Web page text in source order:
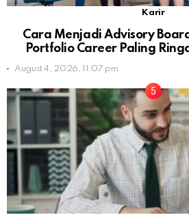
Karir
Cara Menjadi Advisory
Portfolio Career Paling
August 4, 2026, 11:07 pm